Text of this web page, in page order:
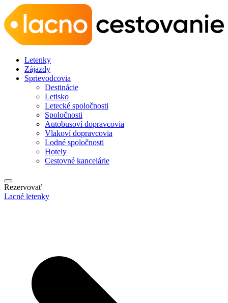
Letenky
Zájazdy
Sprievodcovia
Destinácie
Letisko
Letecké spoločnosti
Spoločnosti
Autobusoví dopravcovia
Vlakoví dopravcovia
Lodné spoločnosti
Hotely
Cestovné kancelárie
Rezervovať
Lacné letenky